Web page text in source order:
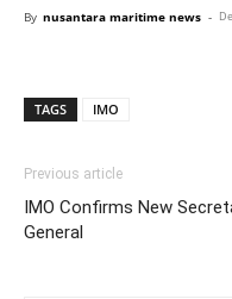
By nusantara maritime news -
TAGS IMO
Previous article
IMO Confirms New
General